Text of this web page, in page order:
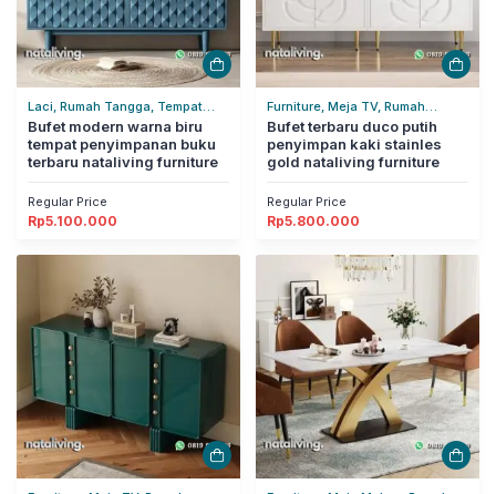
Laci, Rumah Tangga, Tempat
Penyimpanan
Bufet modern warna biru
tempat penyimpanan buku
terbaru nataliving furniture
Regular Price
Rp5.100.000
Furniture, Meja TV, Rumah
Tangga
Bufet terbaru duco putih
penyimpan kaki stainles
gold nataliving furniture
Regular Price
Rp5.800.000